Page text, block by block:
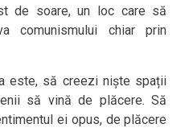
de soare, un loc care să
comunismului chiar prin
este, să creezi niște spații
să vină de plăcere. Să
ei opus, de plăcere